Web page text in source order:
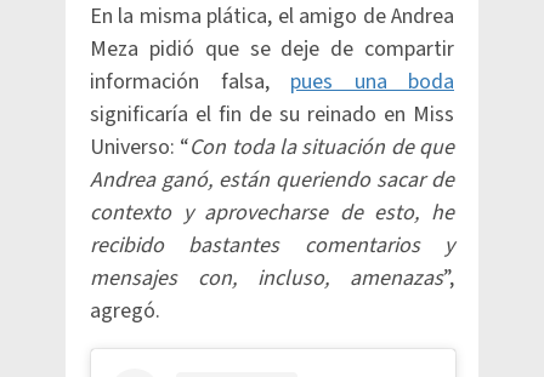
En la misma plática, el amigo de Andrea
Meza pidió que se deje de compartir
información falsa, pues una boda
significaría el fin de su reinado en Miss
Universo: “Con toda la situación de que
Andrea ganó, están queriendo sacar de
contexto y aprovecharse de esto, he
recibido bastantes comentarios y
mensajes con, incluso, amenazas”,
agregó.